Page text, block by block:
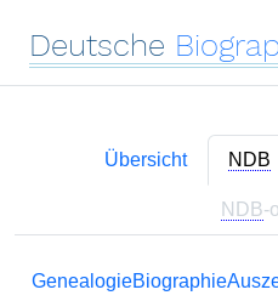
Deutsche
Übersicht NDB
NDB-
GenealogieBiographie